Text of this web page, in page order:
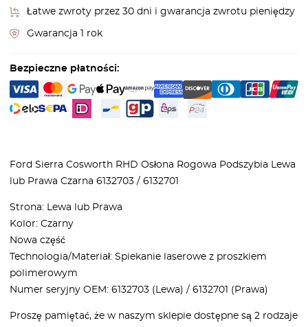
Łatwe zwroty przez 30 dni i gwarancja zwrotu pieniędzy
Gwarancja 1 rok
Bezpieczne płatności:
Ford Sierra Cosworth RHD Osłona Rogowa Podszybia Lewa
lub Prawa Czarna 6132703 / 6132701
Strona: Lewa lub Prawa
Kolor: Czarny
Nowa część
Technologia/Materiał: Spiekanie laserowe z proszkiem
polimerowym
Numer seryjny OEM: 6132703 (Lewa) / 6132701 (Prawa)
Proszę pamiętać, że w naszym sklepie dostępne są 2 rodzaje